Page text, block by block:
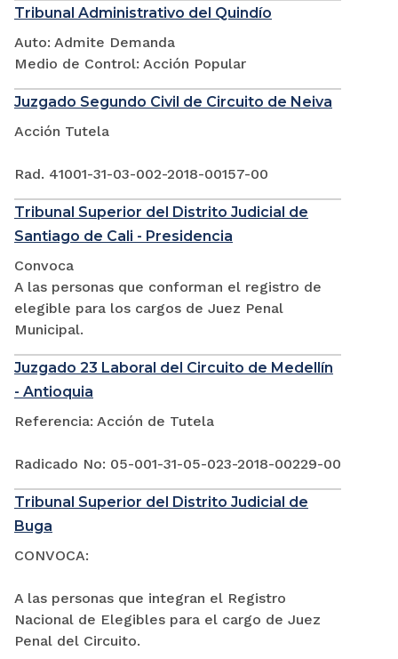
Tribunal Administrativo del Quindío
Auto: Admite Demanda
Medio de Control: Acción Popular
Juzgado Segundo Civil de Circuito de Neiva
Acción Tutela
Rad. 41001-31-03-002-2018-00157-00
Tribunal Superior del Distrito Judicial de
Santiago de Cali - Presidencia
Convoca
A las personas que conforman el registro de
elegible para los cargos de Juez Penal
Municipal.
Juzgado 23 Laboral del Circuito de Medellín
- Antioquia
Referencia: Acción de Tutela
Radicado No: 05-001-31-05-023-2018-00229-00
Tribunal Superior del Distrito Judicial de
Buga
CONVOCA:
A las personas que integran el Registro
Nacional de Elegibles para el cargo de Juez
Penal del Circuito.